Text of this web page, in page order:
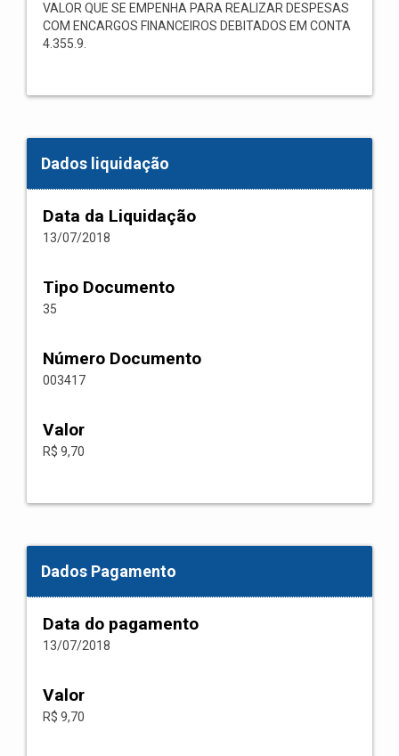
VALOR QUE SE EMPENHA PARA REALIZAR DESPESAS
COM ENCARGOS FINANCEIROS DEBITADOS EM CONTA
4.355.9.
Dados liquidação
Data da Liquidação
13/07/2018
Tipo Documento
35
Número Documento
003417
Valor
R$ 9,70
Dados Pagamento
Data do pagamento
13/07/2018
Valor
R$ 9,70